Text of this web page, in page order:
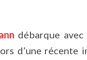
débarque
d’une